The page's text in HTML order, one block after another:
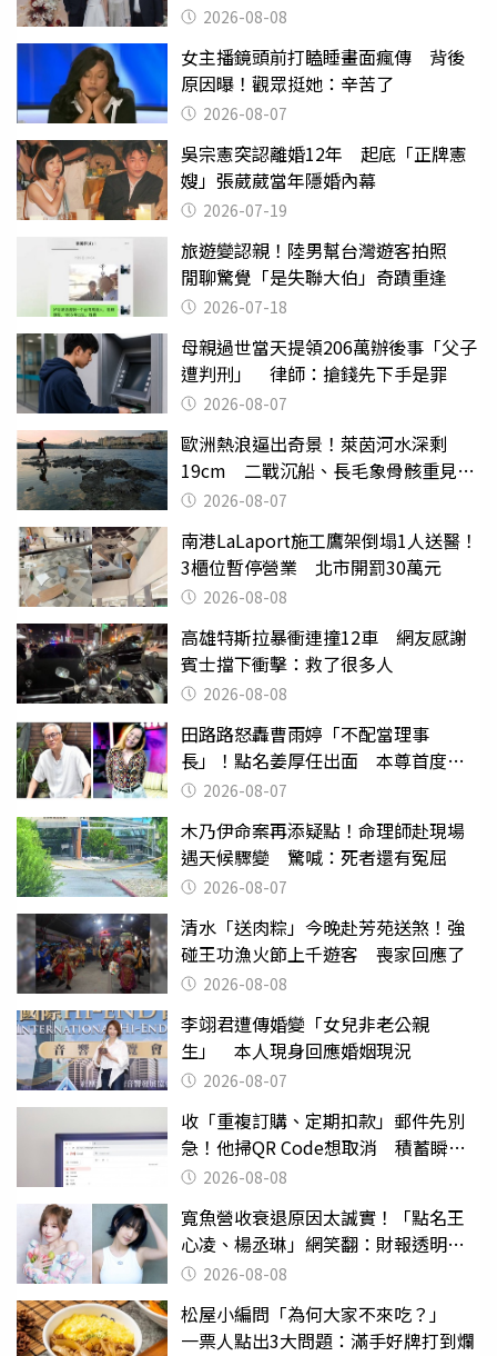
2026-08-08
女主播鏡頭前打瞌睡畫面瘋傳 背後
原因曝！觀眾挺她：辛苦了
2026-08-07
吳宗憲突認離婚12年 起底「正牌憲
嫂」張葳葳當年隱婚內幕
2026-07-19
旅遊變認親！陸男幫台灣遊客拍照
閒聊驚覺「是失聯大伯」奇蹟重逢
2026-07-18
母親過世當天提領206萬辦後事「父子
遭判刑」 律師：搶錢先下手是罪
2026-08-07
歐洲熱浪逼出奇景！萊茵河水深剩
19cm 二戰沉船、長毛象骨骸重見天
日 2026-08-07
南港LaLaport施工鷹架倒塌1人送醫！
3櫃位暫停營業 北市開罰30萬元
2026-08-08
高雄特斯拉暴衝連撞12車 網友感謝
賓士擋下衝擊：救了很多人
2026-08-08
田路路怒轟曹雨婷「不配當理事
長」！點名姜厚任出面 本尊首度回
應了2026-08-07
木乃伊命案再添疑點！命理師赴現場
遇天候驟變 驚喊：死者還有冤屈
2026-08-07
清水「送肉粽」今晚赴芳苑送煞！強
碰王功漁火節上千遊客 喪家回應了
2026-08-08
李翊君遭傳婚變「女兒非老公親
生」 本人現身回應婚姻現況
2026-08-07
收「重複訂購、定期扣款」郵件先別
急！他掃QR Code想取消 積蓄瞬間
蒸發2026-08-08
寬魚營收衰退原因太誠實！「點名王
心凌、楊丞琳」網笑翻：財報透明度
滿分2026-08-08
松屋小編問「為何大家不來吃？」
一票人點出3大問題：滿手好牌打到爛